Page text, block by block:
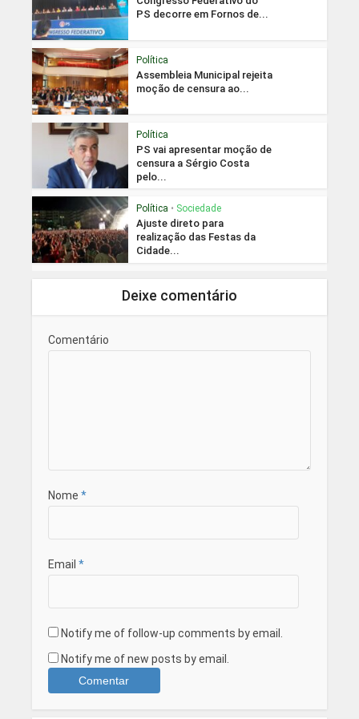
PS decorre em Fornos de...
Política
Assembleia Municipal rejeita
moção de censura ao...
Política
PS vai apresentar moção de
censura a Sérgio Costa
pelo...
Política • Sociedade
Ajuste direto para
realização das Festas da
Cidade...
Deixe comentário
Comentário
Nome *
Email *
Notify me of follow-up comments by email.
Notify me of new posts by email.